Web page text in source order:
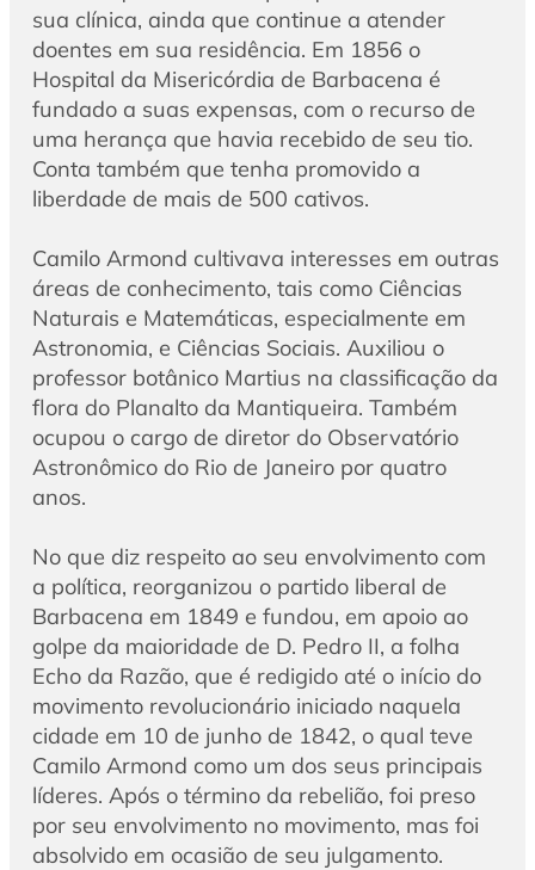
sua clínica, ainda que continue a atender
doentes em sua residência. Em 1856 o
Hospital da Misericórdia de Barbacena é
fundado a suas expensas, com o recurso de
uma herança que havia recebido de seu tio.
Conta também que tenha promovido a
liberdade de mais de 500 cativos.
Camilo Armond cultivava interesses em outras
áreas de conhecimento, tais como Ciências
Naturais e Matemáticas, especialmente em
Astronomia, e Ciências Sociais. Auxiliou o
professor botânico Martius na classificação da
flora do Planalto da Mantiqueira. Também
ocupou o cargo de diretor do Observatório
Astronômico do Rio de Janeiro por quatro
anos.
No que diz respeito ao seu envolvimento com
a política, reorganizou o partido liberal de
Barbacena em 1849 e fundou, em apoio ao
golpe da maioridade de D. Pedro II, a folha
Echo da Razão, que é redigido até o início do
movimento revolucionário iniciado naquela
cidade em 10 de junho de 1842, o qual teve
Camilo Armond como um dos seus principais
líderes. Após o término da rebelião, foi preso
por seu envolvimento no movimento, mas foi
absolvido em ocasião de seu julgamento.